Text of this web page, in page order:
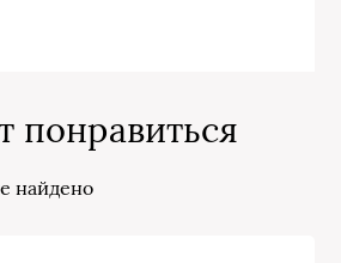
понравиться
найдено